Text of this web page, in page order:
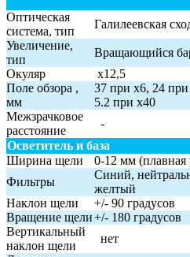
Оптическая
система, тип
Галилеевская
Увеличение,
тип
Вращающийся
Окуляр
х12,5
Поле обзора ,
мм
37 при х6, 24
5.2 при х40
Межзрачковое
расстояние
-
Осветитель и база
Ширина щели
0-12 мм (плавная
Фильтры
Синий,
желтый
Наклон щели
+/- 90 градусов
Вращение щели+/- 180 градусов
Вертикальный
наклон щели
нет